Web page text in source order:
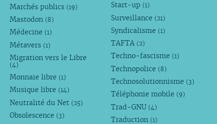
Marchés publics (19)
Mastodon (8)
Médecine (1)
Métavers (1)
Migration vers le Libre
(4)
Monnaie libre (1)
Musique libre (14)
Neutralité du Net (25)
Obsolescence (3)
Start-up (1)
Surveillance (21)
Syndicalisme (1)
TAFTA (2)
Techno-fascisme (1)
Technopolice (8)
Technosolutionnisme (3)
Téléphonie mobile (9)
Trad-GNU (4)
Traduction (1)